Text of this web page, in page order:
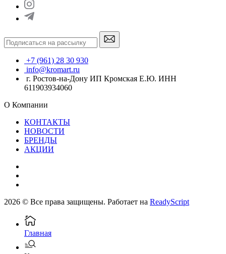
+7 (961) 28 30 930
info@kromart.ru
г. Ростов-на-Дону ИП Кромская Е.Ю. ИНН
611903934060
О Компании
КОНТАКТЫ
НОВОСТИ
БРЕНДЫ
АКЦИИ
2026 © Все права защищены. Работает на ReadyScript
Главная